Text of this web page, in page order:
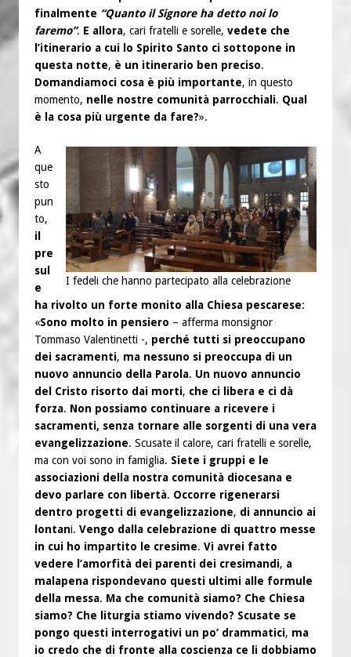
finalmente “Quanto il Signore ha detto noi lo
faremo”. E allora, cari fratelli e sorelle, vedete che
l’itinerario a cui lo Spirito Santo ci sottopone in
questa notte, è un itinerario ben preciso.
Domandiamoci cosa è più importante, in questo
momento, nelle nostre comunità parrocchiali. Qual
è la cosa più urgente da fare?».
I fedeli che hanno partecipato alla celebrazione
A
que
sto
pun
to,
il
pre
sul
e
ha rivolto un forte monito alla Chiesa pescarese:
«Sono molto in pensiero – afferma monsignor
Tommaso Valentinetti -, perché tutti si preoccupano
dei sacramenti, ma nessuno si preoccupa di un
nuovo annuncio della Parola. Un nuovo annuncio
del Cristo risorto dai morti, che ci libera e ci dà
forza. Non possiamo continuare a ricevere i
sacramenti, senza tornare alle sorgenti di una vera
evangelizzazione. Scusate il calore, cari fratelli e sorelle,
ma con voi sono in famiglia. Siete i gruppi e le
associazioni della nostra comunità diocesana e
devo parlare con libertà. Occorre rigenerarsi
dentro progetti di evangelizzazione, di annuncio ai
lontani. Vengo dalla celebrazione di quattro messe
in cui ho impartito le cresime. Vi avrei fatto
vedere l’amorfità dei parenti dei cresimandi, a
malapena rispondevano questi ultimi alle formule
della messa. Ma che comunità siamo? Che Chiesa
siamo? Che liturgia stiamo vivendo? Scusate se
pongo questi interrogativi un po’ drammatici, ma
io credo che di fronte alla coscienza ce li dobbiamo